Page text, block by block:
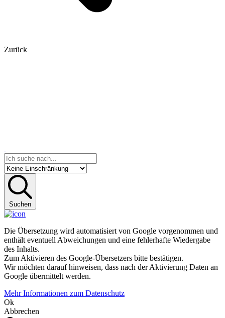
Zurück
Suchen
Die Übersetzung wird automatisiert von Google vorgenommen und
enthält eventuell Abweichungen und eine fehlerhafte Wiedergabe
des Inhalts.
Zum Aktivieren des Google-Übersetzers bitte bestätigen.
Wir möchten darauf hinweisen, dass nach der Aktivierung Daten an
Google übermittelt werden.
Mehr Informationen zum Datenschutz
Ok
Abbrechen